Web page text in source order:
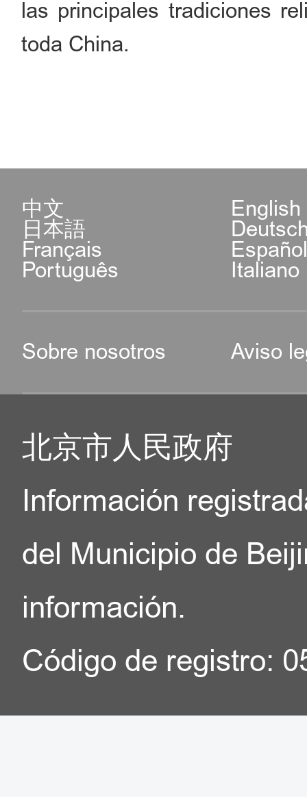
las principales tradiciones
toda China.
中文 English
日本語
Français
Português Italiano
Sobre nosotros Aviso
北京市人民政府
Información
del Municipio de
información.
Código de registro: